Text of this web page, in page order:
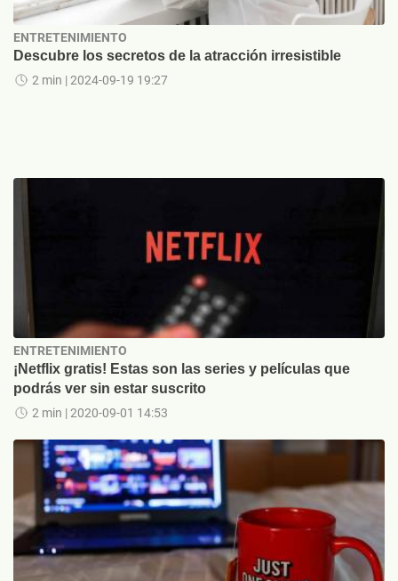
ENTRETENIMIENTO
Descubre los secretos de la atracción irresistible
2 min | 2024-09-19 19:27
ENTRETENIMIENTO
¡Netflix gratis! Estas son las series y películas que
podrás ver sin estar suscrito
2 min | 2020-09-01 14:53